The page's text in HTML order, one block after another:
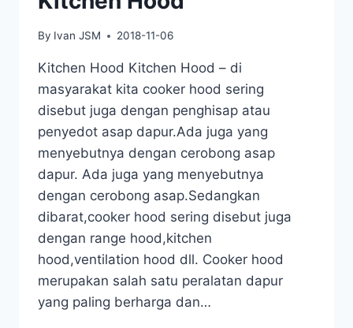
By Ivan JSM 2018-11-06
Kitchen Hood Kitchen Hood – di
masyarakat kita cooker hood sering
disebut juga dengan penghisap atau
penyedot asap dapur.Ada juga yang
menyebutnya dengan cerobong asap
dapur. Ada juga yang menyebutnya
dengan cerobong asap.Sedangkan
dibarat,cooker hood sering disebut juga
dengan range hood,kitchen
hood,ventilation hood dll. Cooker hood
merupakan salah satu peralatan dapur
yang paling berharga dan…